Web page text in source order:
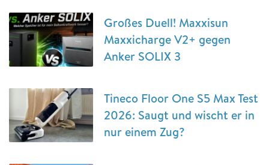
Großes Duell! Maxxisun
Maxxicharge V2+ gegen
Anker SOLIX 3
Tineco Floor One S5 Max Test
2026: Saugt und wischt er in
nur einem Zug?